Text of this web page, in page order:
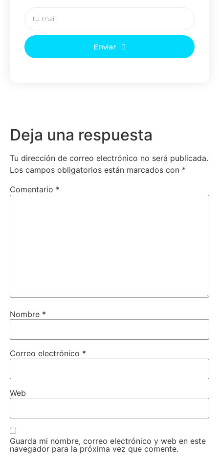
Enviar
Deja una respuesta
Tu dirección de correo electrónico no será publicada.
Los campos obligatorios están marcados con *
Comentario *
Nombre *
Correo electrónico *
Web
Guarda mi nombre, correo electrónico y web en este
navegador para la próxima vez que comente.